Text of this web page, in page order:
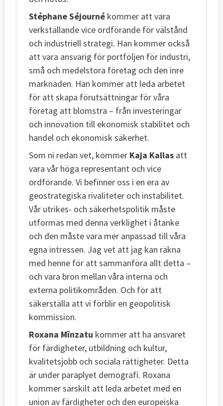
Stéphane Séjourné kommer att vara
verkställande vice ordförande för välstånd
och industriell strategi. Han kommer också
att vara ansvarig för portföljen för industri,
små och medelstora företag och den inre
marknaden. Han kommer att leda arbetet
för att skapa förutsättningar för våra
företag att blomstra – från investeringar
och innovation till ekonomisk stabilitet och
handel och ekonomisk säkerhet.
Som ni redan vet, kommer Kaja Kallas att
vara vår höga representant och vice
ordförande. Vi befinner oss i en era av
geostrategiska rivaliteter och instabilitet.
Vår utrikes- och säkerhetspolitik måste
utformas med denna verklighet i åtanke
och den måste vara mer anpassad till våra
egna intressen. Jag vet att jag kan räkna
med henne för att sammanföra allt detta –
och vara bron mellan våra interna och
externa politikområden. Och för att
säkerställa att vi förblir en geopolitisk
kommission.
Roxana Mînzatu kommer att ha ansvaret
för färdigheter, utbildning och kultur,
kvalitetsjobb och sociala rättigheter. Detta
är under paraplyet demografi. Roxana
kommer särskilt att leda arbetet med en
union av färdigheter och den europeiska